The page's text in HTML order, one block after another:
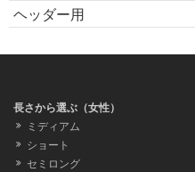
ヘッダー用
長さから選ぶ（女性）
ミディアム
ショート
セミロング